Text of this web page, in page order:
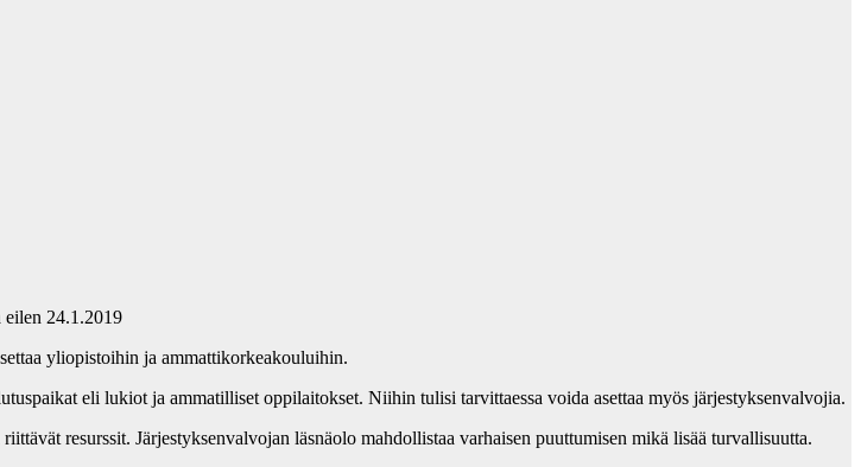
eilen 24.1.2019
yliopistoihin ja ammattikorkeakouluihin.
eli lukiot ja ammatilliset oppilaitokset. Niihin tulisi tarvittaessa voida asettaa myös järjestyksenvalvojia.
resurssit. Järjestyksenvalvojan läsnäolo mahdollistaa varhaisen puuttumisen mikä lisää turvallisuutta.